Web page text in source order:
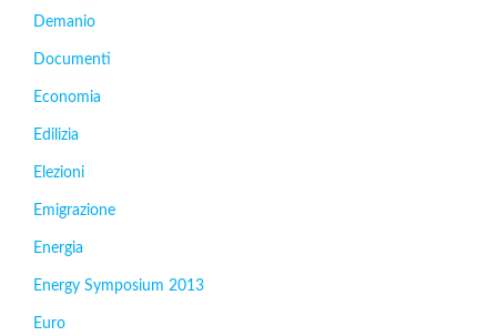
Demanio
Documenti
Economia
Edilizia
Elezioni
Emigrazione
Energia
Energy Symposium 2013
Euro